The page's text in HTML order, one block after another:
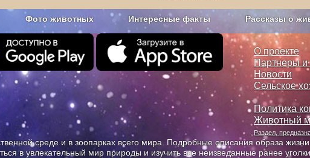
Фото животных Интересные факты Рассказы о
Бесплатно и без рекламы О
О проекте
Партнеры и
Новости
Сельское
Политика
Животный
Раздел,
среде и в зоопарках всего мира. Подробные описания образа
в увлекательный мир природы и изучить все неизведанные ранее